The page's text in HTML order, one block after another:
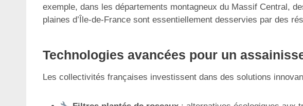
exemple, dans les départements montagneux du Massif Central,
plaines d’Île-de-France sont essentiellement desservies par des
Technologies avancées pour un
Les collectivités françaises investissent dans des solutions